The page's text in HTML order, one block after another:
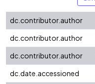
dc.contributor.author
dc.contributor.author
dc.contributor.author
dc.date.accessioned